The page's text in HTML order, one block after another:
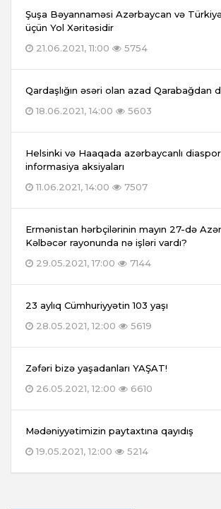
Şuşa Bəyannaməsi Azərbaycan və
üçün Yol Xəritəsidir
21.06.2021, 11:00
5754
Qardaşlığın əsəri olan azad Qarabağdan
18.06.2021, 14:00
5603
Helsinki və Haaqada azərbaycanlı
informasiya aksiyaları
11.06.2021, 14:00
7507
Ermənistan hərbçilərinin mayın 27-də
Kəlbəcər rayonunda nə işləri vardı?
29.05.2021, 17:00
7144
23 aylıq Cümhuriyyətin 103 yaşı
28.05.2021, 12:00
5619
Zəfəri bizə yaşadanları YAŞAT!
26.05.2021, 12:00
6610
Mədəniyyətimizin paytaxtına qayıdış
19.05.2021, 12:00
5214